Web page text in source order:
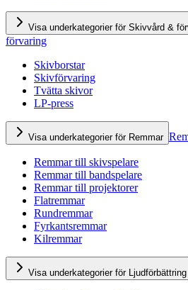
Visa underkategorier för Skivvård &
förvaring
Skivborstar
Skivförvaring
Tvätta skivor
LP-press
Visa underkategorier för Remmar
Remmar till skivspelare
Remmar till bandspelare
Remmar till projektorer
Flatremmar
Rundremmar
Fyrkantsremmar
Kilremmar
Visa underkategorier för Ljudförbättring